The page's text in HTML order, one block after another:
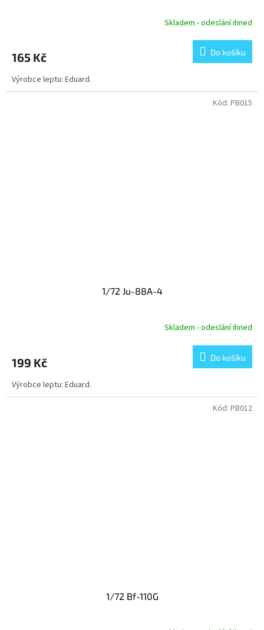
Skladem - odeslání ihned
165 Kč Do košíku
Výrobce leptu: Eduard.
1/72 Ju-88A-4
Skladem - odeslání ihned
199 Kč Do košíku
Výrobce leptu: Eduard.
Kód: PB015
1/72 Bf-110G
Kód: PB012